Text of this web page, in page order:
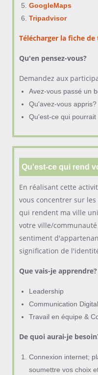
GoogleMaps
Tripadvisor
Télécharger la fiche
Qu'en pensez-vous?
Demandez aux
Avez-vous passé un
Qu'avez-vous appris?
Qu'est-ce qui
Qu'est-ce qui rend
En réalisant cette
vous concentrer sur
qui rendent ma ville
votre ville/
sentiment
signification de
Que vais-je apprendre?
Leadership
Communication
Travail en équipe &
De quoi aurai-je
Connexion internet;
soumettre vos choix